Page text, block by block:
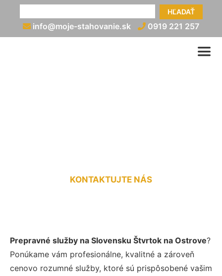
HĽADAŤ
info@moje-stahovanie.sk 0919 221 257
KONTAKTUJTE NÁS
Prepravné služby na Slovensku Štvrtok na Ostrove?
Ponúkame vám profesionálne, kvalitné a zároveň
cenovo rozumné služby, ktoré sú prispôsobené vašim